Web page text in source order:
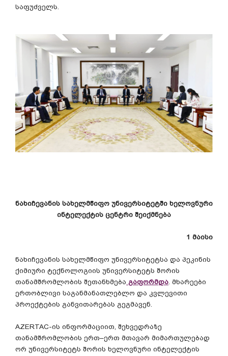
საფუძველს
ნახიჩევანის სახელმწიფო უნივერსიტეტში ხელოვნური
ინტელექტის ცენტრი შეიქმნება
1 მაისი
ნახიჩევანის სახელმწიფო უნივერსიტეტსა და პეკინის
ქიმიური ტექნოლოგიის უნივერსიტეტს შორის
თანამშრომლობის შეთანხმება გაფორმდა. მხარეები
ერთობლივი საგანმანათლებლო და კვლევითი
პროექტების განვითარებას გეგმავენ.
AZERTAC-ის ინფორმაციით, შეხვედრაზე
თანამშრომლობის ერთ–ერთ მთავარ მიმართულებად
ორ უნივერსიტეტს შორის ხელოვნური ინტელექტის